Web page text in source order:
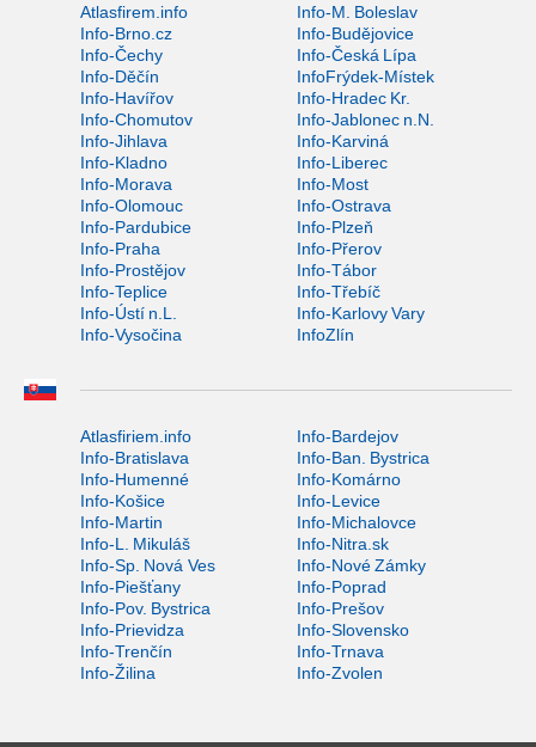
Atlasfirem.info
Info-M. Boleslav
Info-Brno.cz
Info-Budějovice
Info-Čechy
Info-Česká Lípa
Info-Děčín
InfoFrýdek-Místek
Info-Havířov
Info-Hradec Kr.
Info-Chomutov
Info-Jablonec n.N.
Info-Jihlava
Info-Karviná
Info-Kladno
Info-Liberec
Info-Morava
Info-Most
Info-Olomouc
Info-Ostrava
Info-Pardubice
Info-Plzeň
Info-Praha
Info-Přerov
Info-Prostějov
Info-Tábor
Info-Teplice
Info-Třebíč
Info-Ústí n.L.
Info-Karlovy Vary
Info-Vysočina
InfoZlín
Atlasfiriem.info
Info-Bardejov
Info-Bratislava
Info-Ban. Bystrica
Info-Humenné
Info-Komárno
Info-Košice
Info-Levice
Info-Martin
Info-Michalovce
Info-L. Mikuláš
Info-Nitra.sk
Info-Sp. Nová Ves
Info-Nové Zámky
Info-Piešťany
Info-Poprad
Info-Pov. Bystrica
Info-Prešov
Info-Prievidza
Info-Slovensko
Info-Trenčín
Info-Trnava
Info-Žilina
Info-Zvolen